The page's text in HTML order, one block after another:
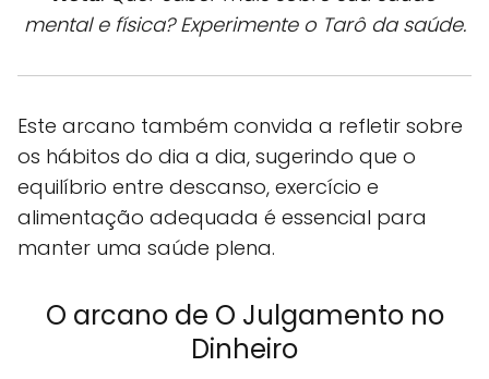
mental e física? Experimente o Tarô da saúde.
Este arcano também convida a refletir sobre
os hábitos do dia a dia, sugerindo que o
equilíbrio entre descanso, exercício e
alimentação adequada é essencial para
manter uma saúde plena.
O arcano de O Julgamento no
Dinheiro